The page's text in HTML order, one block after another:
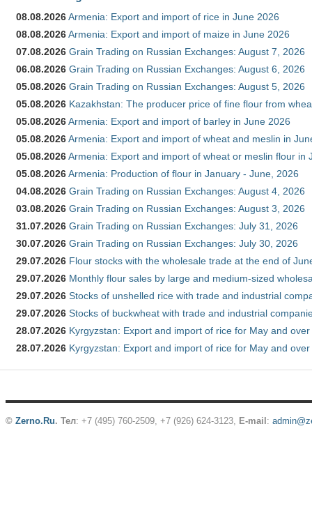
08.08.2026Armenia: Export and import of rice in June 2026
08.08.2026Armenia: Export and import of maize in June 2026
07.08.2026 Grain Trading on Russian Exchanges: August 7, 2026
06.08.2026 Grain Trading on Russian Exchanges: August 6, 2026
05.08.2026 Grain Trading on Russian Exchanges: August 5, 2026
05.08.2026 Kazakhstan: The producer price of fine flour from
05.08.2026Armenia: Export and import of barley in June 2026
05.08.2026Armenia: Export and import of wheat and meslin in
05.08.2026Armenia: Export and import of wheat or meslin flour in
05.08.2026Armenia: Production of flour in January - June, 2026
04.08.2026 Grain Trading on Russian Exchanges: August 4, 2026
03.08.2026 Grain Trading on Russian Exchanges: August 3, 2026
31.07.2026 Grain Trading on Russian Exchanges: July 31, 2026
30.07.2026 Grain Trading on Russian Exchanges: July 30, 2026
29.07.2026 Flour stocks with the wholesale trade at the end of
29.07.2026 Monthly flour sales by large and medium-sized
29.07.2026 Stocks of unshelled rice with trade and industrial
29.07.2026 Stocks of buckwheat with trade and industrial
28.07.2026 Kyrgyzstan: Export and import of rice for May and
28.07.2026 Kyrgyzstan: Export and import of rice for May and
© Zerno.Ru. Тел: +7 (495) 760-2509, +7 (926) 624-3123, E-mail :